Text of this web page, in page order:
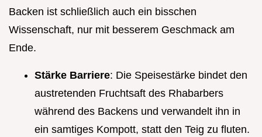
Backen ist schließlich auch ein bisschen
Wissenschaft, nur mit besserem Geschmack am
Ende.
Stärke Barriere: Die Speisestärke bindet den
austretenden Fruchtsaft des Rhabarbers
während des Backens und verwandelt ihn in
ein samtiges Kompott, statt den Teig zu fluten.